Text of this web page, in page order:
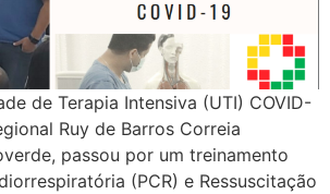
de Terapia Intensiva (UTI) COVID-
Ruy de Barros Correia
passou por um treinamento
(PCR) e Ressuscitação